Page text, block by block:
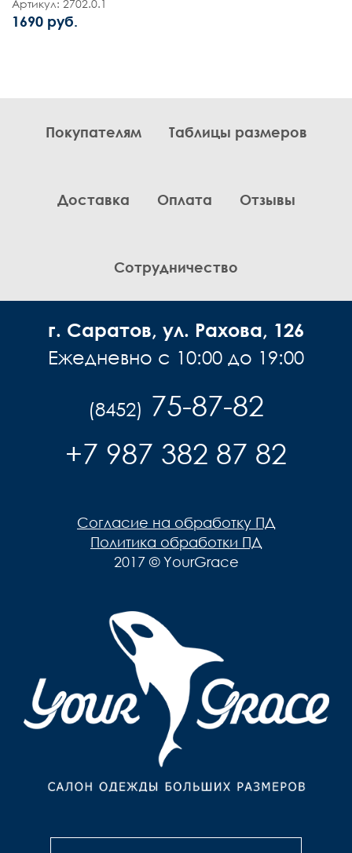
Артикул: 2702.0.1
1690 руб.
Покупателям Таблицы размеров
Доставка Оплата Отзывы
Сотрудничество
г. Саратов, ул. Рахова, 126
Ежедневно с 10:00 до 19:00
(8452) 75-87-82
+7 987 382 87 82
Согласие на обработку ПД
Политика обработки ПД
2017 © YourGrace